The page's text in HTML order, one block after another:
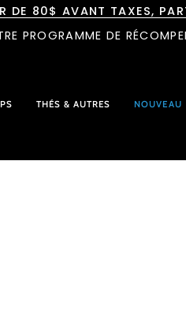
DE 80$ AVANT TAXES,
PROGRAMME DE
THÉS & AUTRES NOUVEAU